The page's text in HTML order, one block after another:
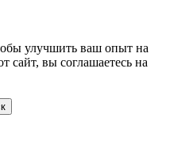
улучшить ваш опыт на
сайт, вы соглашаетесь на